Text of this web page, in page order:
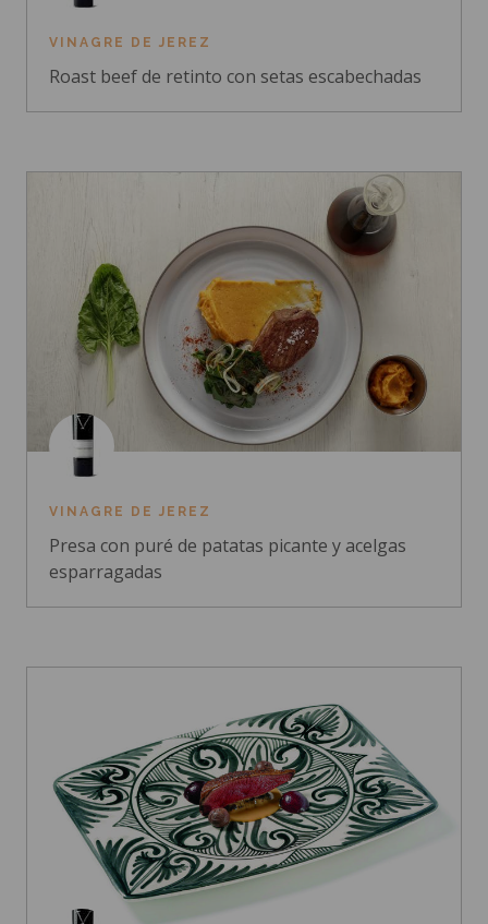
VINAGRE DE JEREZ
Roast beef de retinto con setas escabechadas
VINAGRE DE JEREZ
Presa con puré de patatas picante y acelgas
esparragadas